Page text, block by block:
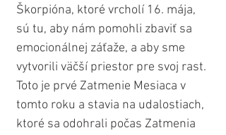
Škorpióna, ktoré vrcholí 16. mája,
sú tu, aby nám pomohli zbaviť sa
emocionálnej záťaže, a aby sme
vytvorili väčší priestor pre svoj rast.
Toto je prvé Zatmenie Mesiaca v
tomto roku a stavia na udalostiach,
ktoré sa odohrali počas Zatmenia